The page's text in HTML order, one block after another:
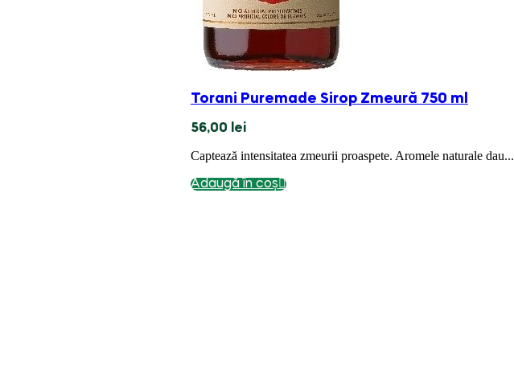
Torani Puremade Sirop Zmeură 750 ml
56,00 lei
Captează intensitatea zmeurii proaspete. Aromele naturale dau...
Adaugă în coș